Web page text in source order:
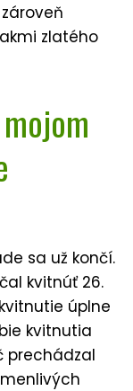
zlatého
sa už končí.
kvitnúť 26.
úplne
kvitnutia
prechádzal